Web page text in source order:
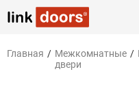
Главная / Межкомнатные
двери
/